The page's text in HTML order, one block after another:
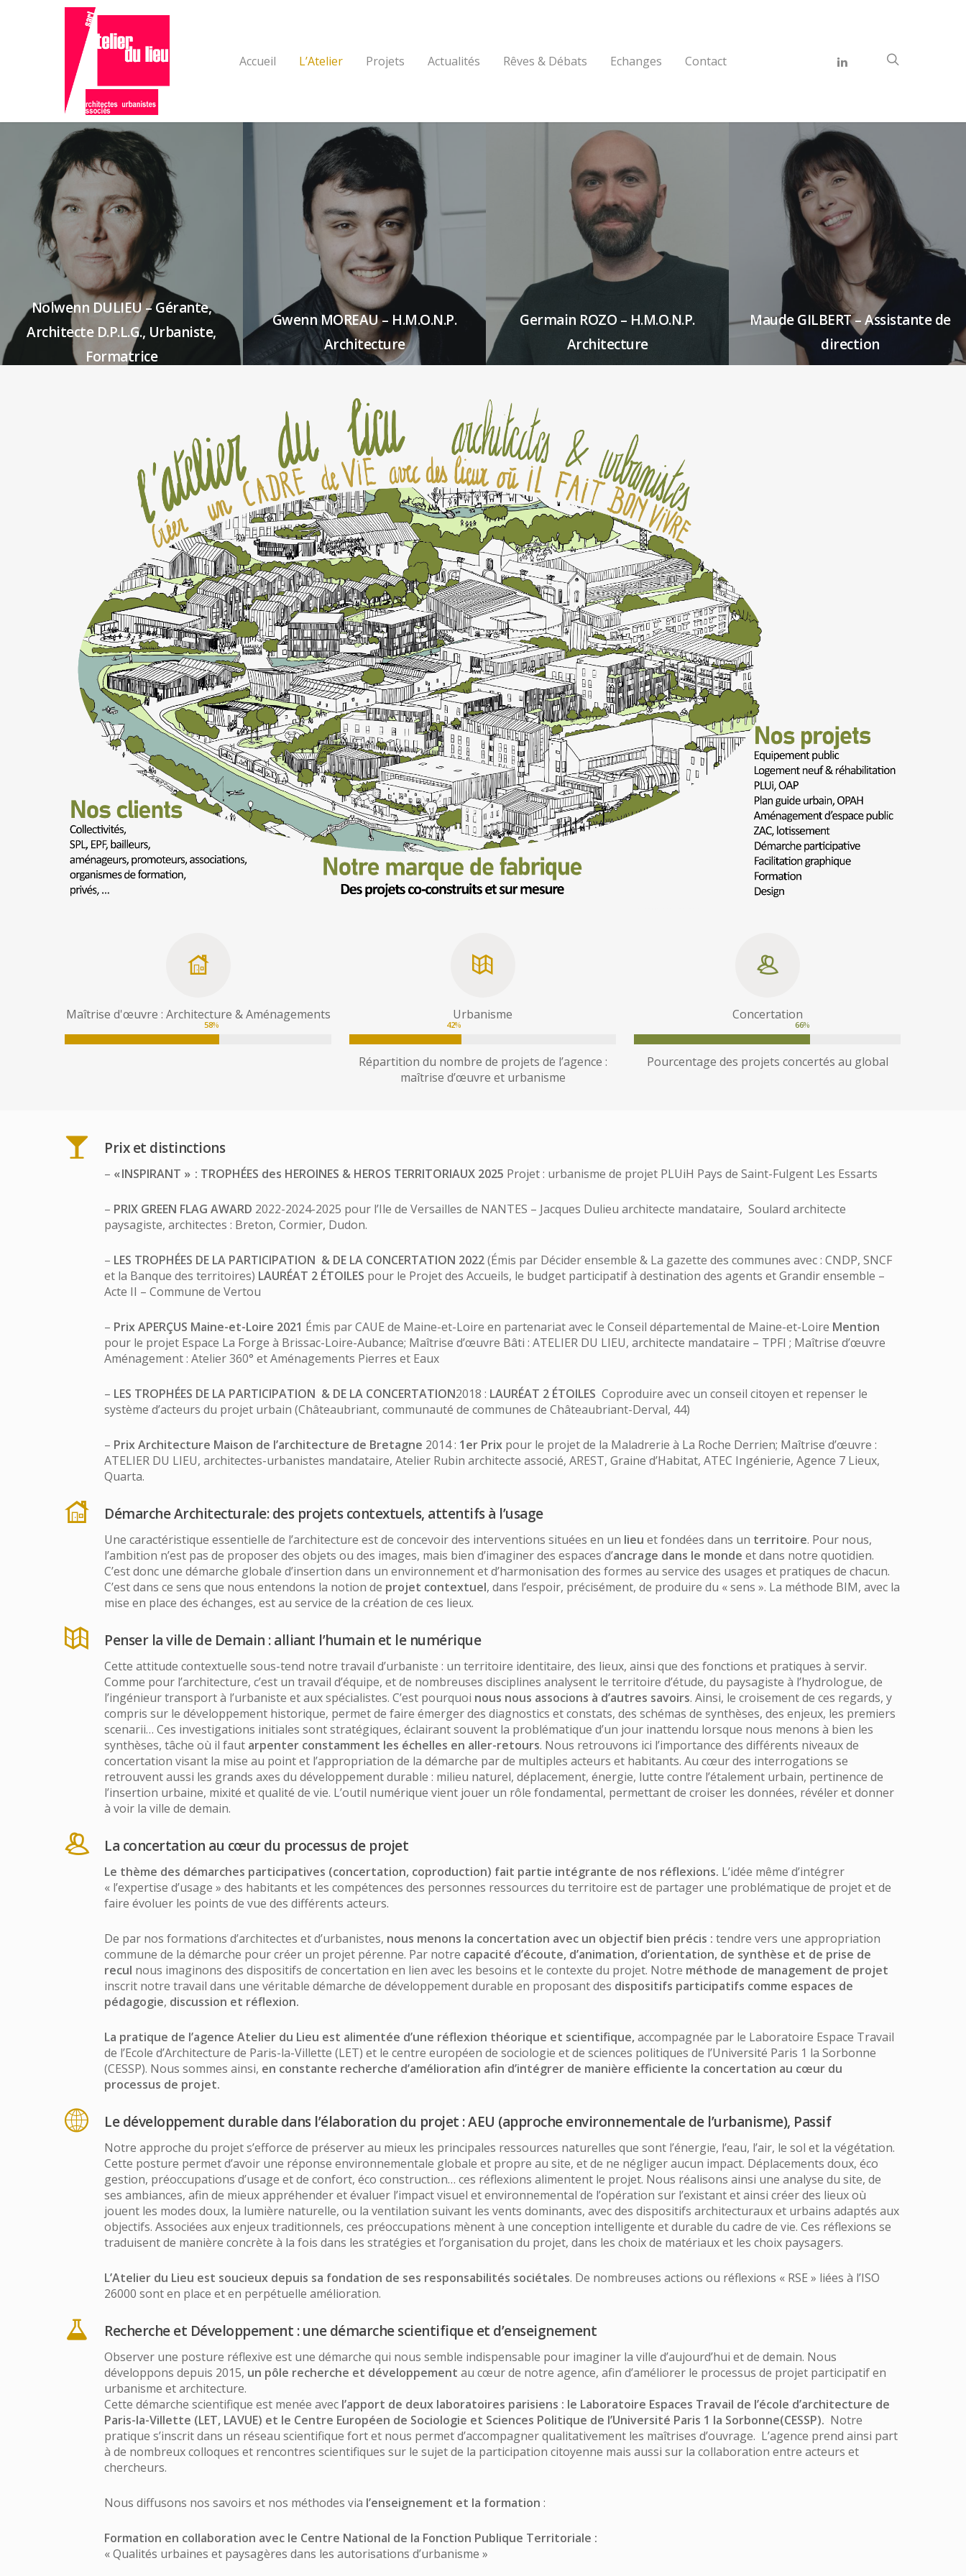
Accueil L’Atelier Projets Actualités Rêves & Débats Echanges Contact
Nolwenn DULIEU – Gérante,
Architecte D.P.L.G., Urbaniste,
Formatrice
Gwenn MOREAU – H.M.O.N.P.
Architecture
Germain ROZO – H.M.O.N.P.
Architecture
Maude GILBERT – Assistante de
direction
Maîtrise d'œuvre : Architecture & Aménagements
58%
Urbanisme
42%
Répartition du nombre de projets de l’agence :
maîtrise d’œuvre et urbanisme
Concertation
66%
Pourcentage des projets concertés au global
Prix et distinctions
– « INSPIRANT » : TROPHÉES des HEROINES & HEROS TERRITORIAUX 2025 Projet : urbanisme de projet PLUiH Pays de Saint-Fulgent Les Essarts
– PRIX GREEN FLAG AWARD 2022-2024-2025 pour l’Ile de Versailles de NANTES – Jacques Dulieu architecte mandataire, Soulard architecte
paysagiste, architectes : Breton, Cormier, Dudon.
– LES TROPHÉES DE LA PARTICIPATION & DE LA CONCERTATION 2022(Émis par Décider ensemble & La gazette des communes avec : CNDP, SNCF
et la Banque des territoires) LAURÉAT 2 ÉTOILES pour le Projet des Accueils, le budget participatif à destination des agents et Grandir ensemble –
Acte II – Commune de Vertou
– Prix APERÇUS Maine-et-Loire 2021 Émis par CAUE de Maine-et-Loire en partenariat avec le Conseil départemental de Maine-et-Loire Mention
pour le projet Espace La Forge à Brissac-Loire-Aubance; Maîtrise d’œuvre Bâti : ATELIER DU LIEU, architecte mandataire – TPFI ; Maîtrise d’œuvre
Aménagement : Atelier 360° et Aménagements Pierres et Eaux
– LES TROPHÉES DE LA PARTICIPATION & DE LA CONCERTATION2018 : LAURÉAT 2 ÉTOILES Coproduire avec un conseil citoyen et repenser le
système d’acteurs du projet urbain (Châteaubriant, communauté de communes de Châteaubriant-Derval, 44)
– Prix Architecture Maison de l’architecture de Bretagne 2014 : 1er Prix pour le projet de la Maladrerie à La Roche Derrien; Maîtrise d’œuvre :
ATELIER DU LIEU, architectes-urbanistes mandataire, Atelier Rubin architecte associé, AREST, Graine d’Habitat, ATEC Ingénierie, Agence 7 Lieux,
Quarta.
Démarche Architecturale: des projets contextuels, attentifs à l’usage
Une caractéristique essentielle de l’architecture est de concevoir des interventions situées en un lieu et fondées dans un territoire. Pour nous,
l’ambition n’est pas de proposer des objets ou des images, mais bien d’imaginer des espaces d’ancrage dans le monde et dans notre quotidien.
C’est donc une démarche globale d’insertion dans un environnement et d’harmonisation des formes au service des usages et pratiques de chacun.
C’est dans ce sens que nous entendons la notion de projet contextuel, dans l’espoir, précisément, de produire du « sens ». La méthode BIM, avec la
mise en place des échanges, est au service de la création de ces lieux.
Penser la ville de Demain : alliant l’humain et le numérique
Cette attitude contextuelle sous-tend notre travail d’urbaniste : un territoire identitaire, des lieux, ainsi que des fonctions et pratiques à servir.
Comme pour l’architecture, c’est un travail d’équipe, et de nombreuses disciplines analysent le territoire d’étude, du paysagiste à l’hydrologue, de
l’ingénieur transport à l’urbaniste et aux spécialistes. C’est pourquoi nous nous associons à d’autres savoirs. Ainsi, le croisement de ces regards, y
compris sur le développement historique, permet de faire émerger des diagnostics et constats, des schémas de synthèses, des enjeux, les premiers
scenarii… Ces investigations initiales sont stratégiques, éclairant souvent la problématique d’un jour inattendu lorsque nous menons à bien les
synthèses, tâche où il faut arpenter constamment les échelles en aller-retours. Nous retrouvons ici l’importance des différents niveaux de
concertation visant la mise au point et l’appropriation de la démarche par de multiples acteurs et habitants. Au cœur des interrogations se
retrouvent aussi les grands axes du développement durable : milieu naturel, déplacement, énergie, lutte contre l’étalement urbain, pertinence de
l’insertion urbaine, mixité et qualité de vie. L’outil numérique vient jouer un rôle fondamental, permettant de croiser les données, révéler et donner
à voir la ville de demain.
La concertation au cœur du processus de projet
Le thème des démarches participatives (concertation, coproduction) fait partie intégrante de nos réflexions. L’idée même d’intégrer
« l’expertise d’usage » des habitants et les compétences des personnes ressources du territoire est de partager une problématique de projet et de
faire évoluer les points de vue des différents acteurs.
De par nos formations d’architectes et d’urbanistes, nous menons la concertation avec un objectif bien précis : tendre vers une appropriation
commune de la démarche pour créer un projet pérenne. Par notre capacité d’écoute, d’animation, d’orientation, de synthèse et de prise de
recul nous imaginons des dispositifs de concertation en lien avec les besoins et le contexte du projet. Notre méthode de management de projet
inscrit notre travail dans une véritable démarche de développement durable en proposant des dispositifs participatifs comme espaces de
pédagogie, discussion et réflexion.
La pratique de l’agence Atelier du Lieu est alimentée d’une réflexion théorique et scientifique,accompagnée par le Laboratoire Espace Travail
de l’Ecole d’Architecture de Paris-la-Villette (LET) et le centre européen de sociologie et de sciences politiques de l’Université Paris 1 la Sorbonne
(CESSP). Nous sommes ainsi, en constante recherche d’amélioration afin d’intégrer de manière efficiente la concertation au cœur du
processus de projet.
Le développement durable dans l’élaboration du projet : AEU (approche environnementale de l’urbanisme), Passif
Notre approche du projet s’efforce de préserver au mieux les principales ressources naturelles que sont l’énergie, l’eau, l’air, le sol et la végétation.
Cette posture permet d’avoir une réponse environnementale globale et propre au site, et de ne négliger aucun impact. Déplacements doux, éco
gestion, préoccupations d’usage et de confort, éco construction… ces réflexions alimentent le projet. Nous réalisons ainsi une analyse du site, de
ses ambiances, afin de mieux appréhender et évaluer l’impact visuel et environnemental de l’opération sur l’existant et ainsi créer des lieux où
jouent les modes doux, la lumière naturelle, ou la ventilation suivant les vents dominants, avec des dispositifs architecturaux et urbains adaptés aux
objectifs. Associées aux enjeux traditionnels, ces préoccupations mènent à une conception intelligente et durable du cadre de vie. Ces réflexions se
traduisent de manière concrète à la fois dans les stratégies et l’organisation du projet, dans les choix de matériaux et les choix paysagers.
L’Atelier du Lieu est soucieux depuis sa fondation de ses responsabilités sociétales. De nombreuses actions ou réflexions « RSE » liées à l’ISO
26000 sont en place et en perpétuelle amélioration.
Recherche et Développement : une démarche scientifique et d’enseignement
Observer une posture réflexive est une démarche qui nous semble indispensable pour imaginer la ville d’aujourd’hui et de demain. Nous
développons depuis 2015, un pôle recherche et développement au cœur de notre agence, afin d’améliorer le processus de projet participatif en
urbanisme et architecture.
Cette démarche scientifique est menée avec l’apport de deux laboratoires parisiens : le Laboratoire Espaces Travail de l’école d’architecture de
Paris-la-Villette (LET, LAVUE) et le Centre Européen de Sociologie et Sciences Politique de l’Université Paris 1 la Sorbonne(CESSP). Notre
pratique s’inscrit dans un réseau scientifique fort et nous permet d’accompagner qualitativement les maîtrises d’ouvrage. L’agence prend ainsi part
à de nombreux colloques et rencontres scientifiques sur le sujet de la participation citoyenne mais aussi sur la collaboration entre acteurs et
chercheurs.
Nous diffusons nos savoirs et nos méthodes via l’enseignement et la formation :
Formation en collaboration avec le Centre National de la Fonction Publique Territoriale :
« Qualités urbaines et paysagères dans les autorisations d’urbanisme »